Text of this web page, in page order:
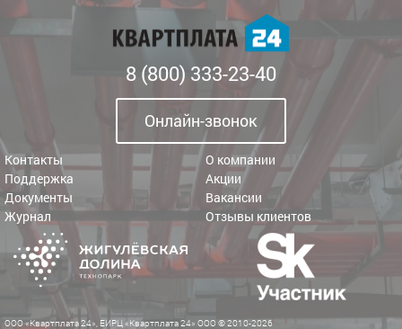
8 (800) 333-23-40
Онлайн-звонок
Контакты
Поддержка
Документы
Журнал
О компании
Акции
Вакансии
Отзывы клиентов
ООО «Квартплата 24», ЕИРЦ «Квартплата 24» ООО © 2010-2026